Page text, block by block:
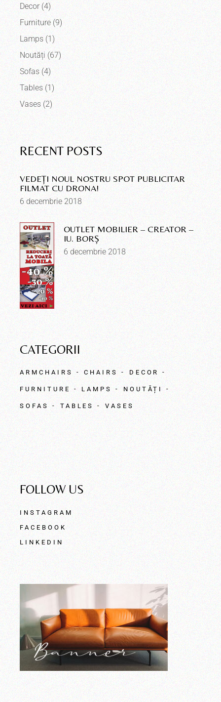
Decor(4)
Furniture(9)
Lamps (1)
Noutăți (67)
Sofas(4)
Tables (1)
Vases (2)
RECENT POSTS
VEDEȚI NOUL NOSTRU SPOT PUBLICITAR
FILMAT CU DRONA!
6 decembrie 2018
OUTLET MOBILIER – CREATOR –
IU. BORȘ
6 decembrie 2018
CATEGORII
ARMCHAIRS CHAIRS DECOR
FURNITURE LAMPS NOUTĂȚI
SOFAS TABLES VASES
FOLLOW US
INSTAGRAM
FACEBOOK
LINKEDIN